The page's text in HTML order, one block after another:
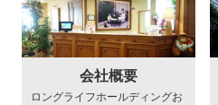
会社概要
ロングライフホールディングお